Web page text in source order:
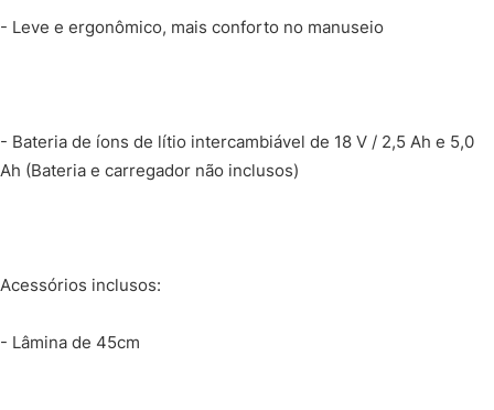
- Leve e ergonômico, mais conforto no manuseio
- Bateria de íons de lítio intercambiável de 18 V / 2,5 Ah e 5,0
Ah (Bateria e carregador não inclusos)
Acessórios inclusos:
- Lâmina de 45cm